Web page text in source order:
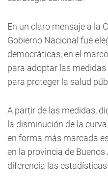
En un claro mensaje a la
Gobierno Nacional fue
democráticas, en el
para adoptar las
para proteger la salud
A partir de las medidas,
la disminución de la
en forma más marcada
en la provincia de Buenos
diferencia las